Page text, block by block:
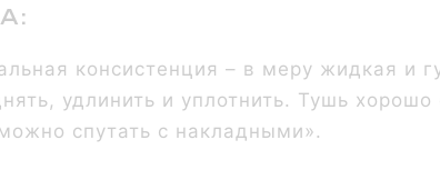
консистенция – в меру жидкая и
удлинить и уплотнить. Тушь
спутать с накладными».